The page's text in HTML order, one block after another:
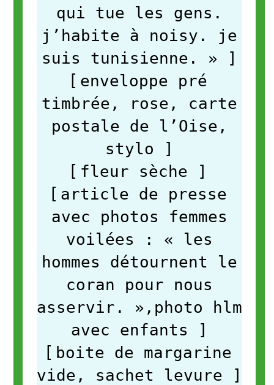
qui tue les gens.
j’habite à noisy. je
suis tunisienne. »
]
[ enveloppe pré
timbrée, rose, carte
postale de l’Oise,
stylo
]
[ fleur sèche ]
[ article de presse
avec photos femmes
voilées : « les
hommes détournent le
coran pour nous
asservir. »,photo hlm
avec enfants
]
[ boite de margarine
vide, sachet levure
]